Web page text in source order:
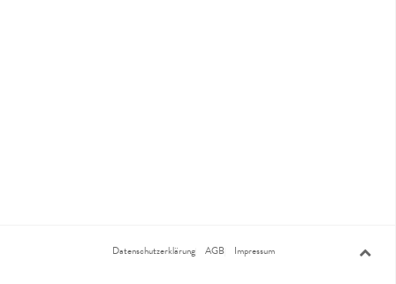
Datenschutzerklärung AGB Impressum